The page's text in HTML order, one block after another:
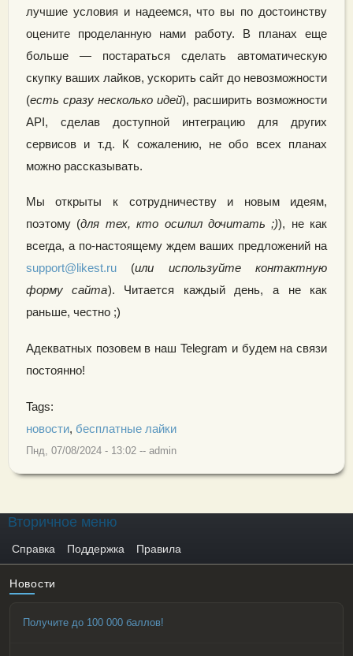
лучшие условия и надеемся, что вы по достоинству
оцените проделанную нами работу. В планах еще
больше — постараться сделать автоматическую
скупку ваших лайков, ускорить сайт до невозможности
(есть сразу несколько идей), расширить возможности
API, сделав доступной интеграцию для других
сервисов и т.д. К сожалению, не обо всех планах
можно рассказывать.
Мы открыты к сотрудничеству и новым идеям,
поэтому (для тех, кто осилил дочитать ;)), не как
всегда, а по-настоящему ждем ваших предложений на
support@likest.ru(или используйте контактную
форму сайта). Читается каждый день, а не как
раньше, честно ;)
Адекватных позовем в наш Telegram и будем на связи
постоянно!
Tags:
новости, бесплатные лайки
Пнд, 07/08/2024 - 13:02-- admin
Вторичное меню
Справка Поддержка Правила
Новости
Получите до 100 000 баллов!